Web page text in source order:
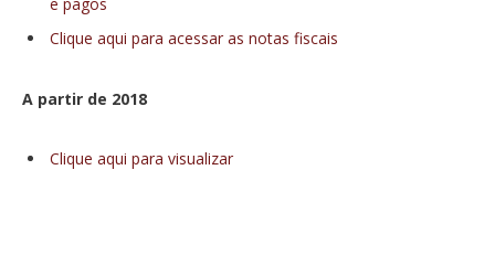
Clique aqui para acessar as notas fiscais
A partir de 2018
Clique aqui para visualizar